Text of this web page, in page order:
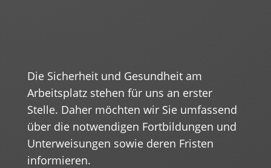
Die Sicherheit und Gesundheit am
Arbeitsplatz stehen für uns an erster
Stelle. Daher möchten wir Sie umfassend
über die notwendigen Fortbildungen und
Unterweisungen sowie deren Fristen
informieren.